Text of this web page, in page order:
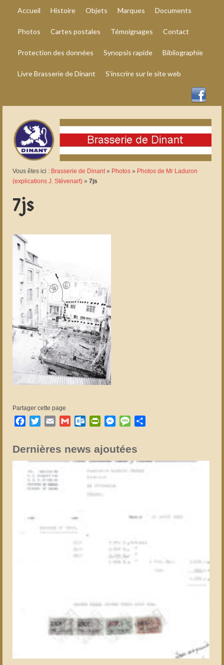
Accueil Histoire Objets Marques Documents
Photos Cartes postales Témoignages Contact
Protection des données Synopsis rapide Bibliographie
Livre Brasserie de Dinant S’inscrire sur le site web
Vous êtes ici : Brasserie de Dinant» Photos » Photos de Mr Laduron
(explications J. Stévenart) » 7js
7js
Partager cette page
Facebook
TwitterEmail GmailOutlook.com
PrintFriendly
Messenger
Message
Dernières news ajoutées